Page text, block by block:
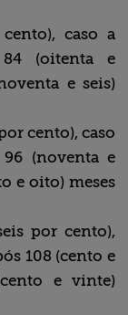
caso a
84 (oitenta e
e seis)
cento), caso
(noventa e
e oito) meses
por cento),
108 (cento e
e vinte)